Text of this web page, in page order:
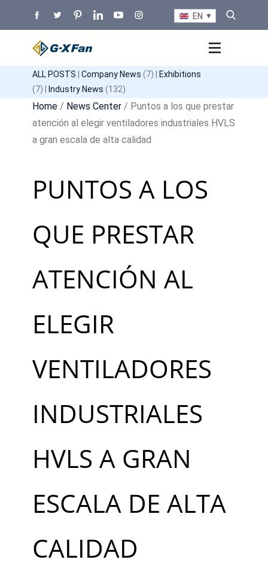
EN
ALL POSTS Company News (7) |
Exhibitions
(7) |
Industry News (132)
Home / News Center / Puntos a los que prestar
atención al elegir ventiladores industriales HVLS
a gran escala de alta calidad
PUNTOS A LOS
QUE PRESTAR
ATENCIÓN AL
ELEGIR
VENTILADORES
INDUSTRIALES
HVLS A GRAN
ESCALA DE ALTA
CALIDAD